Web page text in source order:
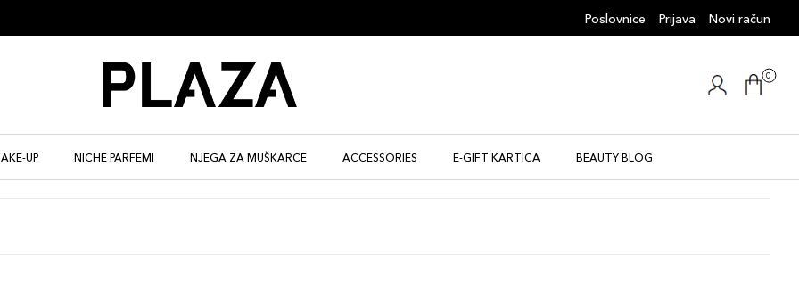
Poslovnice Prijava Novi račun
0
UP NICHE PARFEMI NJEGA ZA MUŠKARCE ACCESSORIES E-GIFT KARTICA BEAUTY BLOG